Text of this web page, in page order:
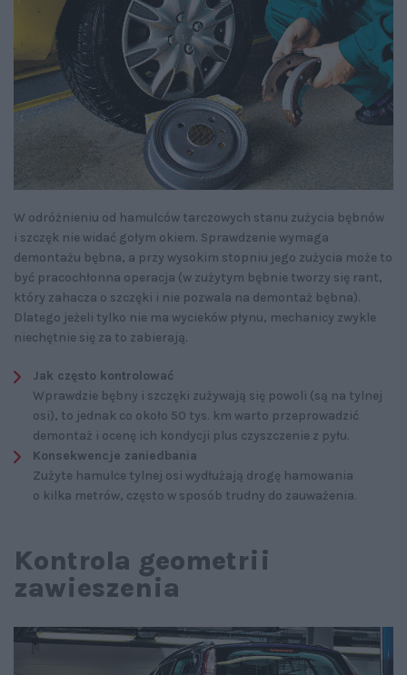
W odróżnieniu od hamulców tarczowych stanu zużycia bębnów
i szczęk nie widać gołym okiem. Sprawdzenie wymaga
demontażu bębna, a przy wysokim stopniu jego zużycia może to
być pracochłonna operacja (w zużytym bębnie tworzy się rant,
który zahacza o szczęki i nie pozwala na demontaż bębna).
Dlatego jeżeli tylko nie ma wycieków płynu, mechanicy zwykle
niechętnie się za to zabierają.
Jak często kontrolować
Wprawdzie bębny i szczęki zużywają się powoli (są na tylnej
osi), to jednak co około 50 tys. km warto przeprowadzić
demontaż i ocenę ich kondycji plus czyszczenie z pyłu.
Konsekwencje zaniedbania
Zużyte hamulce tylnej osi wydłużają drogę hamowania
o kilka metrów, często w sposób trudny do zauważenia.
Kontrola geometrii
zawieszenia